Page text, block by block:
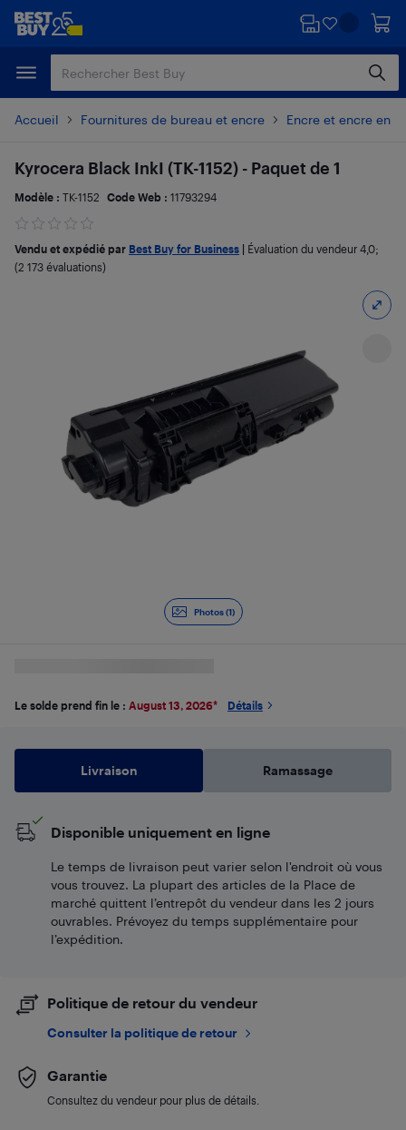
Passer
principal
Passer
Accueil Fournitures de bureau et encre Encre et encre en
Photos (1)
Kyrocera Black InkI (TK-1152) - Paquet de 1
Modèle : TK-1152 Code Web : 11793294
Vendu et expédié par Best Buy for Business Évaluation du vendeur 4,0;
(2 173 évaluations)
Le solde prend fin le : August 13, 2026* Détails
Livraison Ramassage
Disponible uniquement en ligne
Le temps de livraison peut varier selon l'endroit où vous
vous trouvez. La plupart des articles de la Place de
marché quittent l’entrepôt du vendeur dans les 2 jours
ouvrables. Prévoyez du temps supplémentaire pour
l’expédition.
Politique de retour du vendeur
Consulter la politique de retour
Garantie
Consultez du vendeur pour plus de détails.